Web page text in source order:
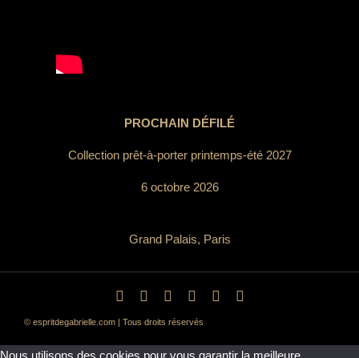
PROCHAIN DÉFILÉ
Collection prêt-à-porter printemps-été 2027
6 octobre 2026
Grand Palais, Paris
© espritdegabrielle.com | Tous droits réservés
Nous utilisons des cookies pour vous garantir la meilleure